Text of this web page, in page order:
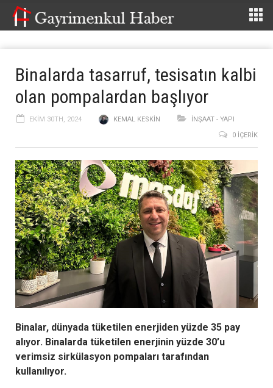
Binalarda tasarruf, tesisatın kalbi
olan pompalardan başlıyor
EKIM 30TH, 2024 KEMAL KESKIN
İNŞAAT - YAPI
0 İÇERIK
Binalar, dünyada tüketilen enerjiden yüzde 35 pay
alıyor. Binalarda tüketilen enerjinin yüzde 30’u
verimsiz sirkülasyon pompaları tarafından
kullanılıyor.